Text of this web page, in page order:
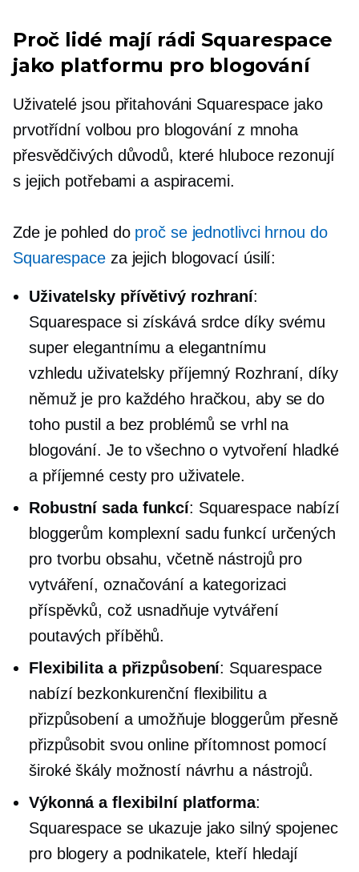
Proč lidé mají rádi Squarespace
jako platformu pro blogování
Uživatelé jsou přitahováni Squarespace jako
prvotřídní volbou pro blogování z mnoha
přesvědčivých důvodů, které hluboce rezonují
s jejich potřebami a aspiracemi.
Zde je pohled do proč se jednotlivci hrnou do
Squarespaceza jejich blogovací úsilí:
Uživatelsky přívětivýrozhraní:
Squarespace si získává srdce díky svému
super elegantnímu a elegantnímu
vzhledu uživatelsky příjemný Rozhraní, díky
němuž je pro každého hračkou, aby se do
toho pustil a bez problémů se vrhl na
blogování. Je to všechno o vytvoření hladké
a příjemné cesty pro uživatele.
Robustní sada funkcí: Squarespace nabízí
bloggerům komplexní sadu funkcí určených
pro tvorbu obsahu, včetně nástrojů pro
vytváření, označování a kategorizaci
příspěvků, což usnadňuje vytváření
poutavých příběhů.
Flexibilita a přizpůsobení: Squarespace
nabízí bezkonkurenční flexibilitu a
přizpůsobení a umožňuje bloggerům přesně
přizpůsobit svou online přítomnost pomocí
široké škály možností návrhu a nástrojů.
Výkonná a flexibilní platforma:
Squarespace se ukazuje jako silný spojenec
pro blogery a podnikatele, kteří hledají